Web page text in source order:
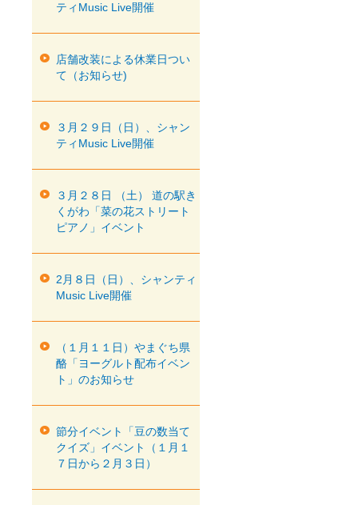
ティMusic Live開催
店舗改装による休業日つい
て（お知らせ)
３月２９日（日）、シャン
ティMusic Live開催
３月２８日 （土） 道の駅き
くがわ「菜の花ストリート
ピアノ」イベント
2月８日（日）、シャンティ
Music Live開催
（１月１１日）やまぐち県
酪「ヨーグルト配布イベン
ト」のお知らせ
節分イベント「豆の数当て
クイズ」イベント（１月１
７日から２月３日）